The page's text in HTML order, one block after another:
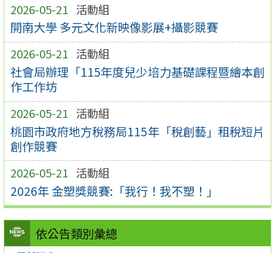
2026-05-21 活動組
開南大學 多元文化新映像影展+攝影競賽
2026-05-21 活動組
社會局辦理「115年度兒少培力基礎課程暨繪本創
作工作坊
2026-05-21 活動組
桃園市政府地方稅務局115年「稅創藝」租稅短片
創作競賽
2026-05-21 活動組
2026年 金塑獎競賽:「我行！我不塑！」
依公告類別彙總